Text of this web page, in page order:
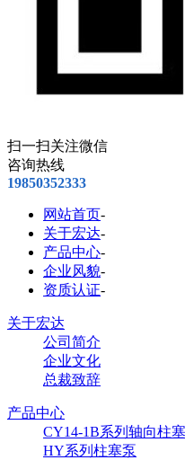
扫一扫关注微信
咨询热线
19850352333
网站首页-
关于宏达-
产品中心-
企业风貌-
资质认证-
关于宏达
公司简介
企业文化
总裁致辞
产品中心
CY14-1B系列轴向柱
HY系列柱塞泵